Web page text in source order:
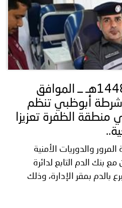
الإمارات ـ 1448/02/22هـ ــ الموافق
05 م - شرطة أبوظبي تنظم
منطقة الظفرة تعزيزا
والدوريات الأمنية
بنك الدم التابع لدائرة
بالدم بمقر الإدارة، وذلك